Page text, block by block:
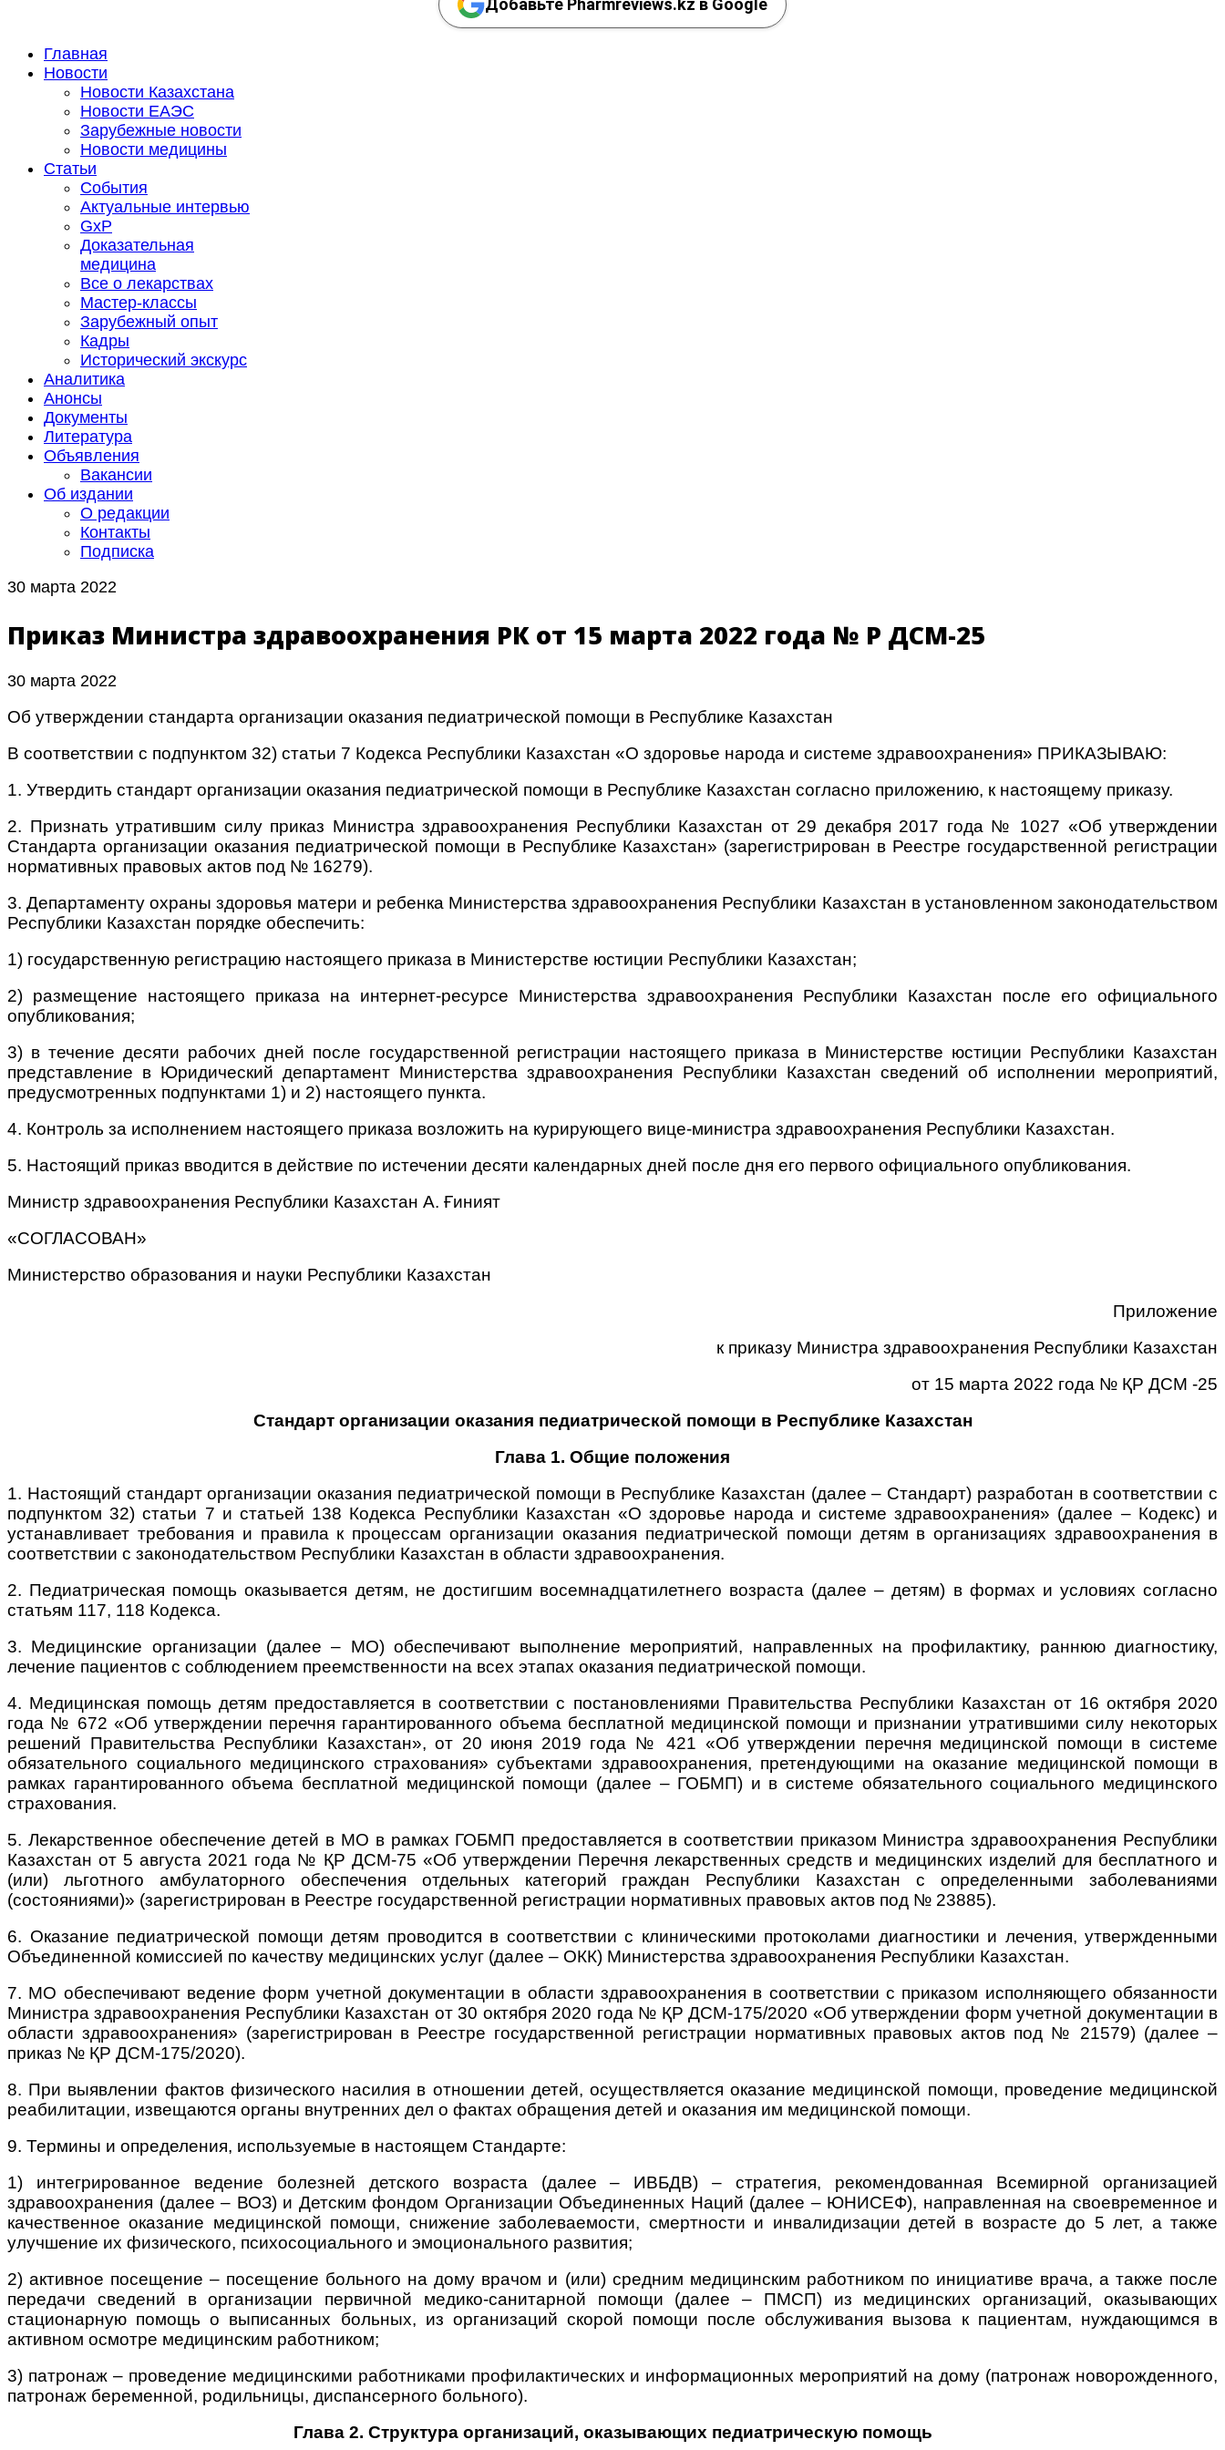
Добавьте Pharmreviews.kz в Google
Главная
Новости
Новости Казахстана
Новости ЕАЭС
Зарубежные новости
Новости медицины
Статьи
События
Актуальные интервью
GxP
Доказательная
медицина
Все о лекарствах
Мастер-классы
Зарубежный опыт
Кадры
Исторический экскурс
Аналитика
Анонсы
Документы
Литература
Объявления
Вакансии
Об издании
О редакции
Контакты
Подписка
30 марта 2022
Приказ Министра здравоохранения РК от 15 марта 2022 года № ҚР ДСМ-25
30 марта 2022
Об утверждении стандарта организации оказания педиатрической помощи в Республике Казахстан
В соответствии с подпунктом 32) статьи 7 Кодекса Республики Казахстан «О здоровье народа и системе здравоохранения» ПРИКАЗЫВАЮ:
1. Утвердить стандарт организации оказания педиатрической помощи в Республике Казахстан согласно приложению, к настоящему приказу.
2. Признать утратившим силу приказ Министра здравоохранения Республики Казахстан от 29 декабря 2017 года № 1027 «Об утверждении
Стандарта организации оказания педиатрической помощи в Республике Казахстан» (зарегистрирован в Реестре государственной регистрации
нормативных правовых актов под № 16279).
3. Департаменту охраны здоровья матери и ребенка Министерства здравоохранения Республики Казахстан в установленном законодательством
Республики Казахстан порядке обеспечить:
1) государственную регистрацию настоящего приказа в Министерстве юстиции Республики Казахстан;
2) размещение настоящего приказа на интернет-ресурсе Министерства здравоохранения Республики Казахстан после его официального
опубликования;
3) в течение десяти рабочих дней после государственной регистрации настоящего приказа в Министерстве юстиции Республики Казахстан
представление в Юридический департамент Министерства здравоохранения Республики Казахстан сведений об исполнении мероприятий,
предусмотренных подпунктами 1) и 2) настоящего пункта.
4. Контроль за исполнением настоящего приказа возложить на курирующего вице-министра здравоохранения Республики Казахстан.
5. Настоящий приказ вводится в действие по истечении десяти календарных дней после дня его первого официального опубликования.
Министр здравоохранения Республики Казахстан А. Ғиният
«СОГЛАСОВАН»
Министерство образования и науки Республики Казахстан
Приложение
к приказу Министра здравоохранения Республики Казахстан
от 15 марта 2022 года № ҚР ДСМ -25
Стандарт организации оказания педиатрической помощи в Республике Казахстан
Глава 1. Общие положения
1. Настоящий стандарт организации оказания педиатрической помощи в Республике Казахстан (далее – Стандарт) разработан в соответствии с
подпунктом 32) статьи 7 и статьей 138 Кодекса Республики Казахстан «О здоровье народа и системе здравоохранения» (далее – Кодекс) и
устанавливает требования и правила к процессам организации оказания педиатрической помощи детям в организациях здравоохранения в
соответствии с законодательством Республики Казахстан в области здравоохранения.
2. Педиатрическая помощь оказывается детям, не достигшим восемнадцатилетнего возраста (далее – детям) в формах и условиях согласно
статьям 117, 118 Кодекса.
3. Медицинские организации (далее – МО) обеспечивают выполнение мероприятий, направленных на профилактику, раннюю диагностику,
лечение пациентов с соблюдением преемственности на всех этапах оказания педиатрической помощи.
4. Медицинская помощь детям предоставляется в соответствии с постановлениями Правительства Республики Казахстан от 16 октября 2020
года № 672 «Об утверждении перечня гарантированного объема бесплатной медицинской помощи и признании утратившими силу некоторых
решений Правительства Республики Казахстан», от 20 июня 2019 года № 421 «Об утверждении перечня медицинской помощи в системе
обязательного социального медицинского страхования» субъектами здравоохранения, претендующими на оказание медицинской помощи в
рамках гарантированного объема бесплатной медицинской помощи (далее – ГОБМП) и в системе обязательного социального медицинского
страхования.
5. Лекарственное обеспечение детей в МО в рамках ГОБМП предоставляется в соответствии приказом Министра здравоохранения Республики
Казахстан от 5 августа 2021 года № ҚР ДСМ-75 «Об утверждении Перечня лекарственных средств и медицинских изделий для бесплатного и
(или) льготного амбулаторного обеспечения отдельных категорий граждан Республики Казахстан с определенными заболеваниями
(состояниями)» (зарегистрирован в Реестре государственной регистрации нормативных правовых актов под № 23885).
6. Оказание педиатрической помощи детям проводится в соответствии с клиническими протоколами диагностики и лечения, утвержденными
Объединенной комиссией по качеству медицинских услуг (далее – ОКК) Министерства здравоохранения Республики Казахстан.
7. МО обеспечивают ведение форм учетной документации в области здравоохранения в соответствии с приказом исполняющего обязанности
Министра здравоохранения Республики Казахстан от 30 октября 2020 года № ҚР ДСМ-175/2020 «Об утверждении форм учетной документации в
области здравоохранения» (зарегистрирован в Реестре государственной регистрации нормативных правовых актов под № 21579) (далее –
приказ № ҚР ДСМ-175/2020).
8. При выявлении фактов физического насилия в отношении детей, осуществляется оказание медицинской помощи, проведение медицинской
реабилитации, извещаются органы внутренних дел о фактах обращения детей и оказания им медицинской помощи.
9. Термины и определения, используемые в настоящем Стандарте:
1) интегрированное ведение болезней детского возраста (далее – ИВБДВ) – стратегия, рекомендованная Всемирной организацией
здравоохранения (далее – ВОЗ) и Детским фондом Организации Объединенных Наций (далее – ЮНИСЕФ), направленная на своевременное и
качественное оказание медицинской помощи, снижение заболеваемости, смертности и инвалидизации детей в возрасте до 5 лет, а также
улучшение их физического, психосоциального и эмоционального развития;
2) активное посещение – посещение больного на дому врачом и (или) средним медицинским работником по инициативе врача, а также после
передачи сведений в организации первичной медико-санитарной помощи (далее – ПМСП) из медицинских организаций, оказывающих
стационарную помощь о выписанных больных, из организаций скорой помощи после обслуживания вызова к пациентам, нуждающимся в
активном осмотре медицинским работником;
3) патронаж – проведение медицинскими работниками профилактических и информационных мероприятий на дому (патронаж новорожденного,
патронаж беременной, родильницы, диспансерного больного).
Глава 2. Структура организаций, оказывающих педиатрическую помощь